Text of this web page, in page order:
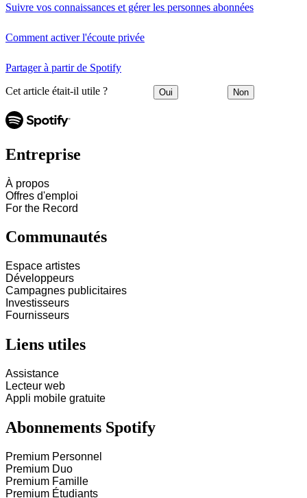
Suivre vos connaissances et gérer les personnes abonnées
Comment activer l'écoute privée
Partager à partir de Spotify
Cet article était-il utile ? Oui Non
Entreprise
À propos
Offres d'emploi
For the Record
Communautés
Espace artistes
Développeurs
Campagnes publicitaires
Investisseurs
Fournisseurs
Liens utiles
Assistance
Lecteur web
Appli mobile gratuite
Abonnements Spotify
Premium Personnel
Premium Duo
Premium Famille
Premium Étudiants